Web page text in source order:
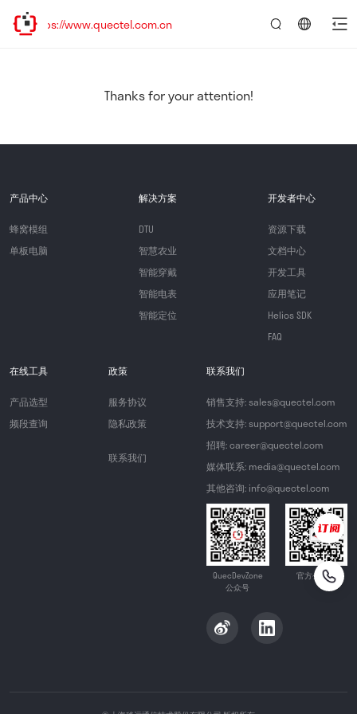
址：https://www.quectel.com.cn
Thanks for your attention!
产品中心
蜂窝模组
单板电脑
解决方案
DTU
智慧农业
智能穿戴
智能电表
智能定位
开发者中心
资源下载
文档中心
开发工具
应用笔记
Helios SDK
FAQ
在线工具
产品选型
频段查询
政策
服务协议
隐私政策
联系我们
联系我们
销售支持: sales@quectel.com
技术支持: support@quectel.com
招聘: career@quectel.com
媒体联系: media@quectel.com
其他咨询: info@quectel.com
QuecDevZone
公众号
官方公众号